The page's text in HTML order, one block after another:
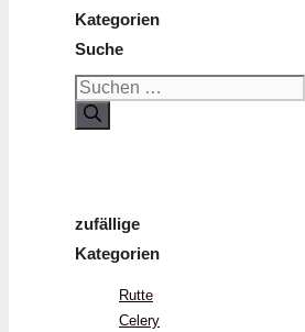
Kategorien
Suche
Suchen
nach:
zufällige
Kategorien
Rutte
Celery